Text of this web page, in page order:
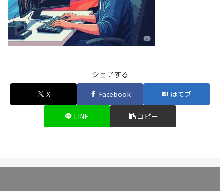
シェアする
X Facebook はてブ
LINE コピー